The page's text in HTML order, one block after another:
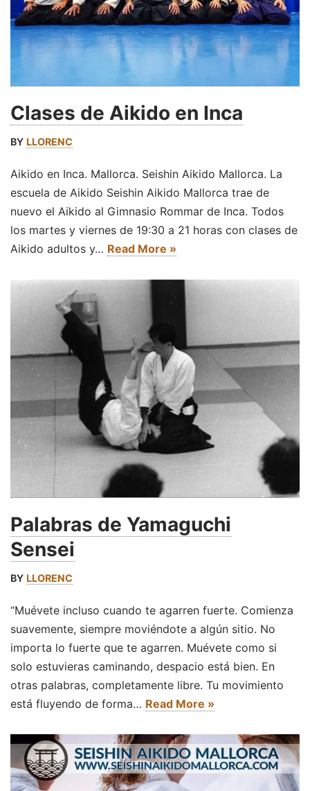
Clases de Aikido en Inca
BY LLORENC
Aikido en Inca. Mallorca. Seishin Aikido Mallorca. La
escuela de Aikido Seishin Aikido Mallorca trae de
nuevo el Aikido al Gimnasio Rommar de Inca. Todos
los martes y viernes de 19:30 a 21 horas con clases de
Aikido adultos y… Read More »
Palabras de Yamaguchi
Sensei
BY LLORENC
“Muévete incluso cuando te agarren fuerte. Comienza
suavemente, siempre moviéndote a algún sitio. No
importa lo fuerte que te agarren. Muévete como si
solo estuvieras caminando, despacio está bien. En
otras palabras, completamente libre. Tu movimiento
está fluyendo de forma… Read More »